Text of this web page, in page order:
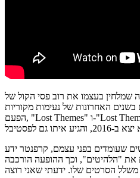
שמלחין בעצמו את רוב פסי הקול של
האחרונות של נעימות מקוריות
הפעם, "Lost Themes" ו-"Lost Themes 2", ויצא לסיבוב הופעות עם
שעומדים בפני עצמם, קרפנטר ידע
את "הלהיטים", וכך ההופעה הורכבה
הסרטים שלו. ידעתי שאני רוצה